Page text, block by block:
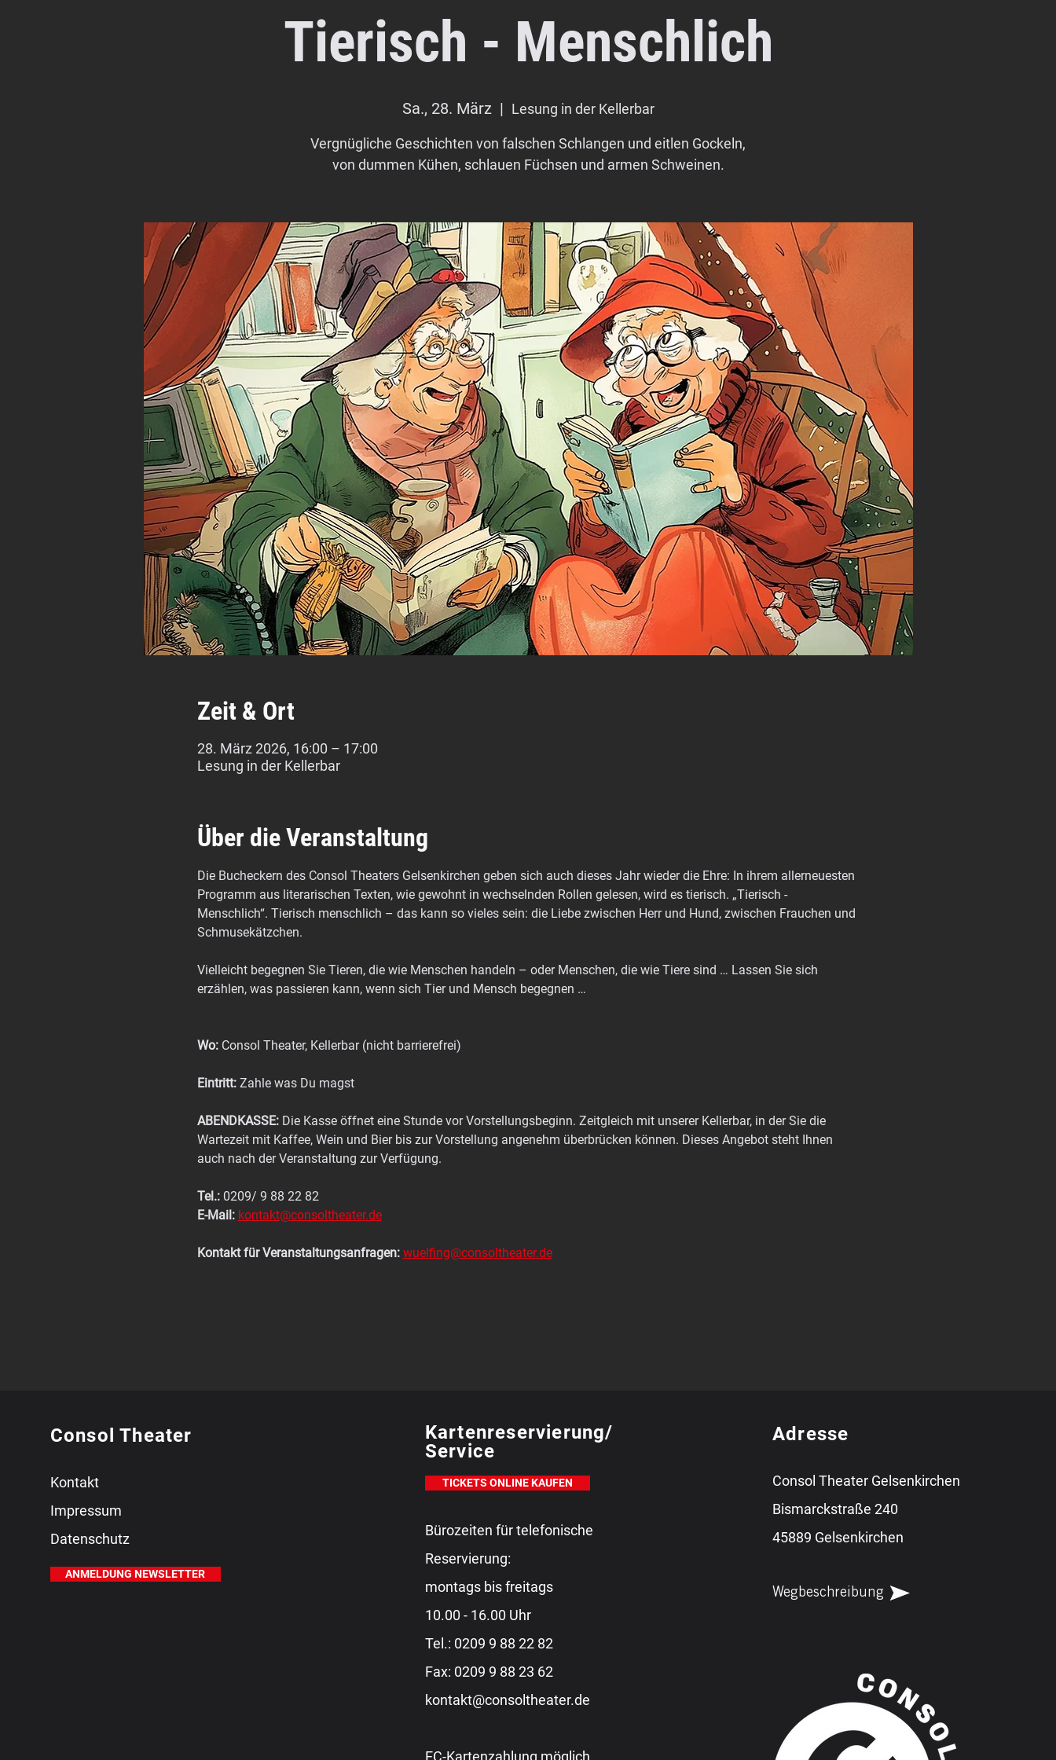
Tierisch - Menschlich
Sa., 28. März
  |
Lesung in der Kellerbar
Vergnügliche Geschichten von falschen Schlangen und eitlen Gockeln,
von dummen Kühen, schlauen Füchsen und armen Schweinen.
Zeit & Ort
28. März 2026, 16:00 – 17:00
Lesung in der Kellerbar
Über die Veranstaltung
Die Bucheckern des Consol Theaters Gelsenkirchen geben sich auch dieses Jahr wieder die Ehre: In ihrem allerneuesten
Programm aus literarischen Texten, wie gewohnt in wechselnden Rollen gelesen, wird es tierisch. „Tierisch -
Menschlich“. Tierisch menschlich – das kann so vieles sein: die Liebe zwischen Herr und Hund, zwischen Frauchen und
Schmusekätzchen.
Vielleicht begegnen Sie Tieren, die wie Menschen handeln – oder Menschen, die wie Tiere sind … Lassen Sie sich
erzählen, was passieren kann, wenn sich Tier und Mensch begegnen …
Wo: Consol Theater, Kellerbar (nicht barrierefrei)
Eintritt: Zahle was Du magst
ABENDKASSE: Die Kasse öffnet eine Stunde vor Vorstellungsbeginn. Zeitgleich mit unserer Kellerbar, in der Sie die
Wartezeit mit Kaffee, Wein und Bier bis zur Vorstellung angenehm überbrücken können. Dieses Angebot steht Ihnen
auch nach der Veranstaltung zur Verfügung.
Tel.: 0209/ 9 88 22 82
E-Mail: kontakt@consoltheater.de
Kontakt für Veranstaltungsanfragen: wuelfing@consoltheater.de
Consol Theater
Kontakt
Impressum
Datenschutz
ANMELDUNG NEWSLETTER
Kartenreservierung/
Service
TICKETS ONLINE KAUFEN
Bürozeiten für telefonische
Reservierung:
montags bis freitags
10.00 - 16.00 Uhr
Tel.: 0209 9 88 22 82
Fax: 0209 9 88 23 62
kontakt@consoltheater.de
EC-Kartenzahlung möglich
Adresse
Consol Theater Gelsenkirchen
Bismarckstraße 240
45889 Gelsenkirchen
Wegbeschreibung